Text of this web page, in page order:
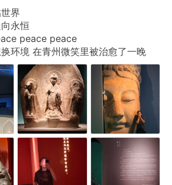
界
永恒
peace peace
环境 在青州微笑里被治愈了一晚